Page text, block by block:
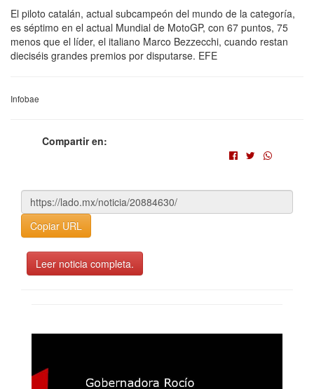
El piloto catalán, actual subcampeón del mundo de la categoría,
es séptimo en el actual Mundial de MotoGP, con 67 puntos, 75
menos que el líder, el italiano Marco Bezzecchi, cuando restan
dieciséis grandes premios por disputarse. EFE
Infobae
Compartir en:
Copiar URL
Leer noticia completa.